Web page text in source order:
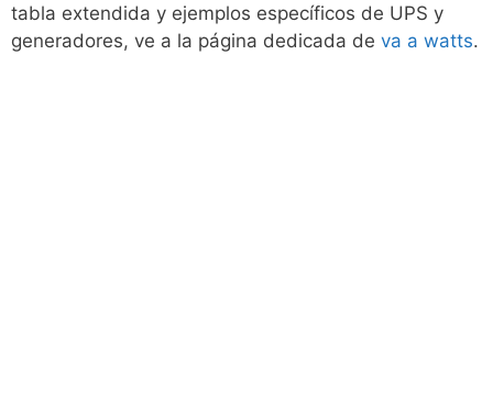
tabla extendida y ejemplos específicos de UPS y
generadores, ve a la página dedicada de va a watts.